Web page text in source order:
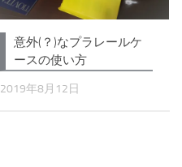
意外(？)なプラレールケ
ースの使い方
2019年8月12日